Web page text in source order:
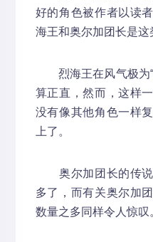
好的角色被作者以读
海王和奥尔加团长是这
烈海王在风气极为“
算正直，然而，这样
没有像其他角色一样
上了。
奥尔加团长的传说
多了，而有关奥尔加
数量之多同样令人惊叹